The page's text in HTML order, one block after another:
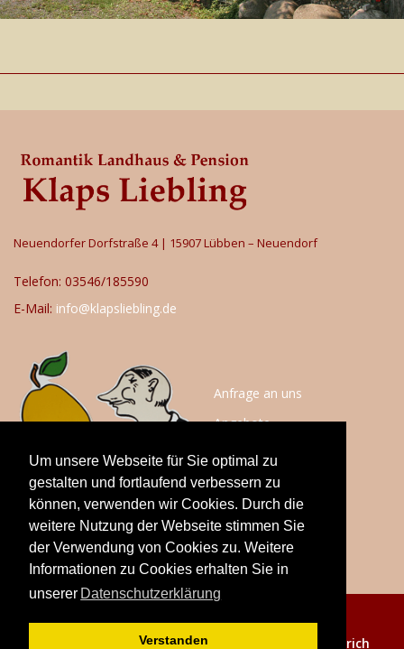
Um unsere Webseite für Sie optimal zu
gestalten und fortlaufend verbessern zu
können, verwenden wir Cookies. Durch die
weitere Nutzung der Webseite stimmen Sie
der Verwendung von Cookies zu. Weitere
Informationen zu Cookies erhalten Sie in
unserer Datenschutzerklärung
Verstanden
Neuendorfer Dorfstraße 4 | 15907 Lübben – Neuendorf
Telefon: 03546/185590
E-Mail: info@klapsliebling.de
Anfrage an uns
Angebote
Anfahrt
Impressum
Datenschutz
© 2020
Klaps Liebling - Realisierung:
webdesign cottbus Ulrich